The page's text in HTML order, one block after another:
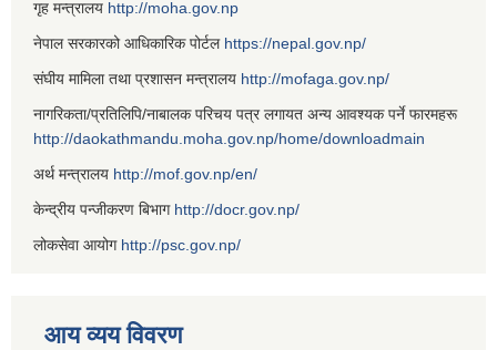
गृह मन्त्रालय http://moha.gov.np
नेपाल सरकारको आधिकारिक पोर्टल https://nepal.gov.np/
संघीय मामिला तथा प्रशासन मन्त्रालय http://mofaga.gov.np/
नागरिकता/प्रतिलिपि/नाबालक परिचय पत्र लगायत अन्य आवश्यक पर्ने फारमहरू
http://daokathmandu.moha.gov.np/home/downloadmain
अर्थ मन्त्रालय http://mof.gov.np/en/
केन्द्रीय पन्जीकरण बिभाग http://docr.gov.np/
लोकसेवा आयोग http://psc.gov.np/
आय व्यय विवरण